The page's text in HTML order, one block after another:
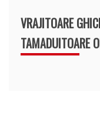
VRAJITOARE
TAMADUITOARE